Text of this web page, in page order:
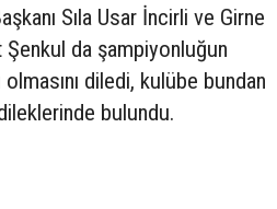
Sıla Usar İncirli ve Girne
Şenkul da şampiyonluğun
olmasını diledi, kulübe bundan
bulundu.